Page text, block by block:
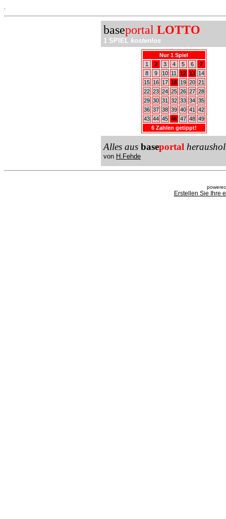
baseportal LOTTO
1 SPIEL kostenlos
Nur 1 Spiel
1
2 3 4 5 6
7
8
9 10 11 12 13
14
15
16 17 18 19 20 21
22 23 24 25 26 27 28
29 30 31 32 33 34 35
36 37 38 39 40 41
42
43 44 45 46 47 48 49
6 Zahlen getippt!
Alles aus baseportal
von H.Fehde
Erstellen Sie Ihre